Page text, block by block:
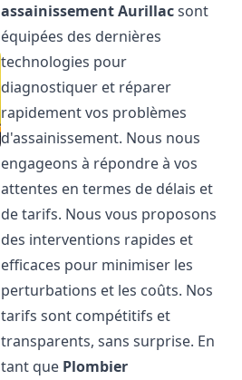
assainissementAurillacsont
équipées des dernières
technologies pour
diagnostiquer et réparer
rapidement vos problèmes
d'assainissement. Nous nous
engageons à répondre à vos
attentes en termes de délais et
de tarifs. Nous vous proposons
des interventions rapides et
efficaces pour minimiser les
perturbations et les coûts. Nos
tarifs sont compétitifs et
transparents, sans surprise. En
tant que Plombier